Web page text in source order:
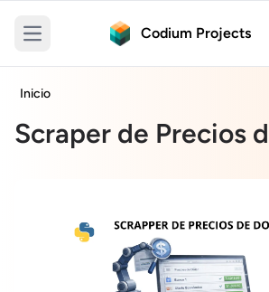
Open main menu Codium Projects
Inicio
Scraper de Precios